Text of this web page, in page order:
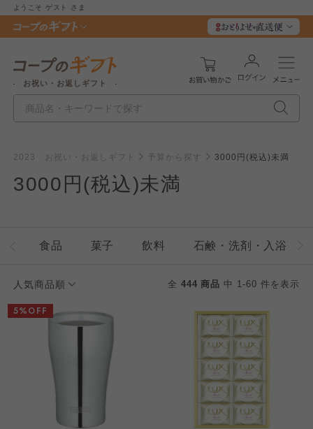
ようこそ ゲスト さま
お祝い・お返しギフト
2023 お祝い・お返しギフト 予算から探す 3000円(税込)未満
3000円(税込)未満
食品 菓子 飲料 石鹸・洗剤・入浴剤
人気商品順 全 444 商品 中 1-60 件を表示
5%OFF